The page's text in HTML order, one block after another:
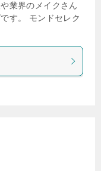
業界のメイクさん
す。 モンドセレク